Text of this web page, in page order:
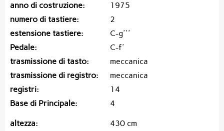
anno di costruzione
1975
numero di tastiere
2
estensione tastiere
C-g'''
Pedale
C-f'
trasmissione di tasto
meccanica
trasmissione di registro
meccanica
registri
14
Base di Principale
4
altezza
430 cm